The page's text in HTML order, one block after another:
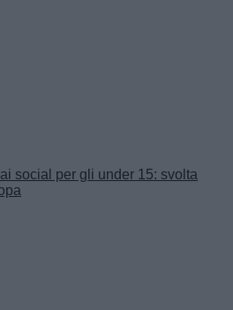
social per gli under 15: svolta